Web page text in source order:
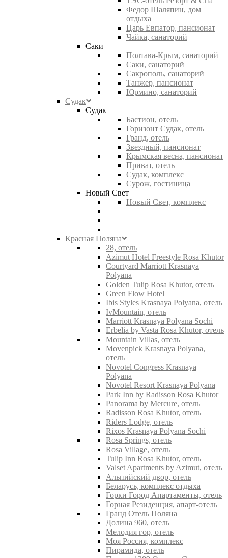
Федор Шаляпин, дом
отдыха
Царь Евпатор, пансионат
Чайка, санаторий
Саки
Полтава-Крым, санаторий
Саки, санаторий
Сакрополь, санаторий
Танжер, пансионат
Юрмино, санаторий
Судак
Судак
Бастион, отель
Горизонт Судак, отель
Гранд, отель
Звездный, пансионат
Крымская весна, пансионат
Приват, отель
Судак, комплекс
Сурож, гостиница
Новый Свет
Новый Свет, комплекс
Красная Поляна
28, отель
Azimut Hotel Freestyle Rosa Khutor
Courtyard Marriott Krasnaya
Polyana
Golden Tulip Rosa Khutor, отель
Green Flow Hotel
Ibis Styles Krasnaya Polyana, отель
IvMountain, отель
Marriott Krasnaya Polyana Sochi
Erbelia by Vasta Rosa Khutor, отель
Mountain Villas, отель
Movenpick Krasnaya Polyana,
отель
Novotel Congress Krasnaya
Polyana
Novotel Resort Krasnaya Polyana
Park Inn by Radisson Rosa Khutor
Panorama by Mercure, отель
Radisson Rosa Khutor, отель
Riders Lodge, отель
Rixos Krasnaya Polyana Sochi
Rosa Springs, отель
Rosa Village, отель
Tulip Inn Rosa Khutor, отель
Valset Apartments by Azimut, отель
Альпийский двор, отель
Беларусь, комплекс отдыха
Горки Город Апартаменты, отель
Горная Резиденция, апарт-отель
Гранд Отель Поляна
Долина 960, отель
Мелодия гор, отель
Моя Россия, комплекс
Пирамида, отель